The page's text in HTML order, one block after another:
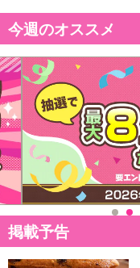
今週のオススメ
掲載予告